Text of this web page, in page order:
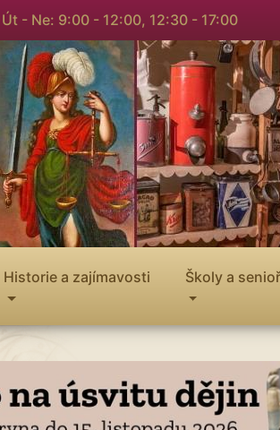
Út - Ne: 9:00 - 12:00, 12:30 - 17:00
Historie a zajímavosti Školy a